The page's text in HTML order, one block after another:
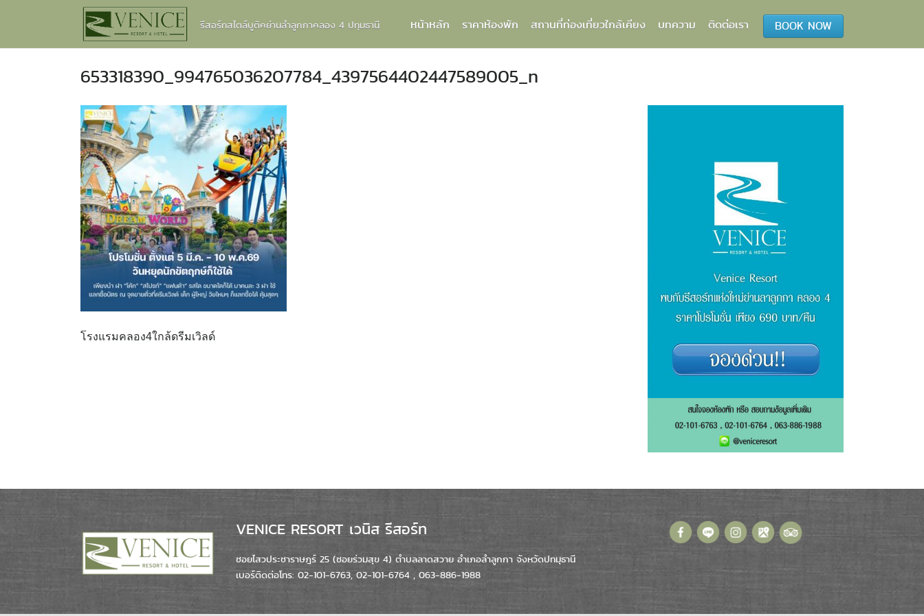
รีสอร์ทสไตล์บูติคย่านลำลูกกาคลอง 4 ปทุมธานี BOOK NOW
หน้าหลัก ราคาห้องพัก สถานที่ท่องเที่ยวใกล้เคียง บทความ ติดต่อเรา
653318390_994765036207784_4397564402447589005_n
โรงแรมคลอง4ใกล้ดรีมเวิลด์
VENICE RESORT เวนิส รีสอร์ท
ซอยไสวประชาราษฎร์ 25 (ซอยร่วมสุข 4) ตำบลลาดสวาย อำเภอลำลูกกา จังหวัดปทมุธานี
เบอร์ติดต่อโทร: 02-101-6763, 02-101-6764 , 063-886-1988